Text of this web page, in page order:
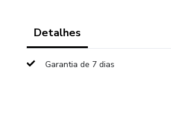
Detalhes
Garantia de 7 dias